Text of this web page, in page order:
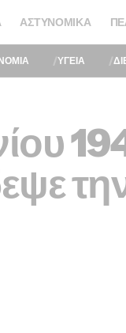
ΑΣΤΥΝΟΜΙΚΆ
ΥΓΕΙΑ